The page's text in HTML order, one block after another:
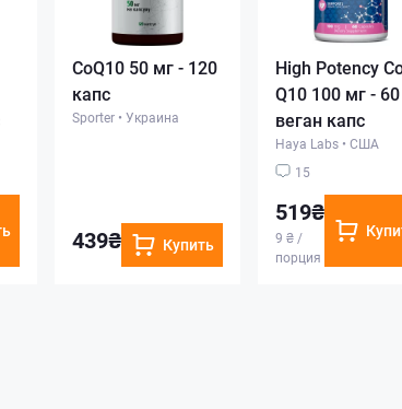
CoQ10 50 мг - 120
капс
Sporter • Украина
439₴ Купить
High Potency
Q10 100 мг - 60
веган капс
Haya Labs • США
15
519₴
9 ₴ /
порция